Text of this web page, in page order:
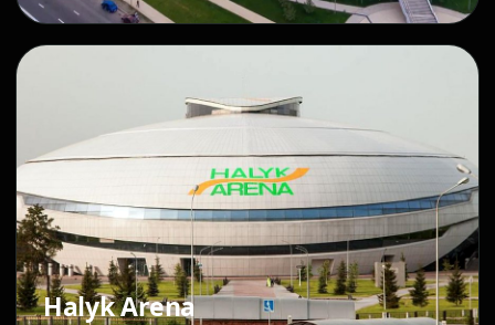
Halyk Arena